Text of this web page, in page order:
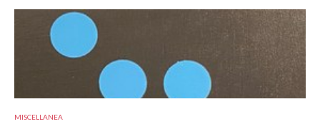
MISCELLANEA